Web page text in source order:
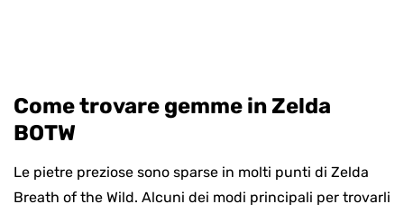
Come trovare gemme in Zelda
BOTW
Le pietre preziose sono sparse in molti punti di Zelda
Breath of the Wild. Alcuni dei modi principali per trovarli